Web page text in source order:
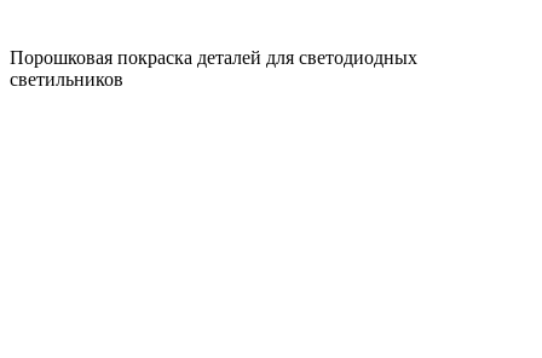
Порошковая покраска деталей для светодиодных
светильников